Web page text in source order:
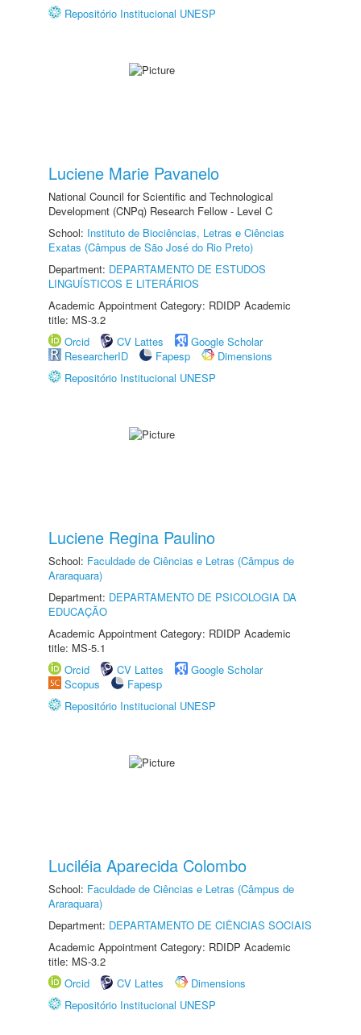
Repositório Institucional UNESP
Luciene Marie Pavanelo
National Council for Scientific and Technological
Development (CNPq) Research Fellow - Level C
School: Instituto de Biociências, Letras e Ciências
Exatas (Câmpus de São José do Rio Preto)
Department: DEPARTAMENTO DE ESTUDOS
LINGUÍSTICOS E LITERÁRIOS
Academic Appointment Category: RDIDP Academic
title: MS-3.2
Orcid
CV Lattes
Google Scholar
ResearcherID
Fapesp
Dimensions
Repositório Institucional UNESP
Luciene Regina Paulino
School: Faculdade de Ciências e Letras (Câmpus de
Araraquara)
Department: DEPARTAMENTO DE PSICOLOGIA DA
EDUCAÇÃO
Academic Appointment Category: RDIDP Academic
title: MS-5.1
Orcid
CV Lattes
Google Scholar
Scopus
Fapesp
Repositório Institucional UNESP
Luciléia Aparecida Colombo
School: Faculdade de Ciências e Letras (Câmpus de
Araraquara)
Department: DEPARTAMENTO DE CIÊNCIAS SOCIAIS
Academic Appointment Category: RDIDP Academic
title: MS-3.2
Orcid
CV Lattes
Dimensions
Repositório Institucional UNESP